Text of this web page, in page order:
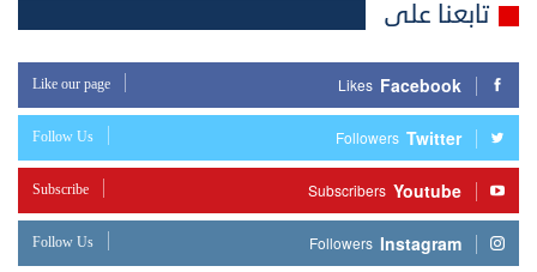
تابعنا على
Facebook
Likes
Like our page
Twitter
Followers
Follow Us
Youtube
Subscribers
Subscribe
Instagram
Followers
Follow Us